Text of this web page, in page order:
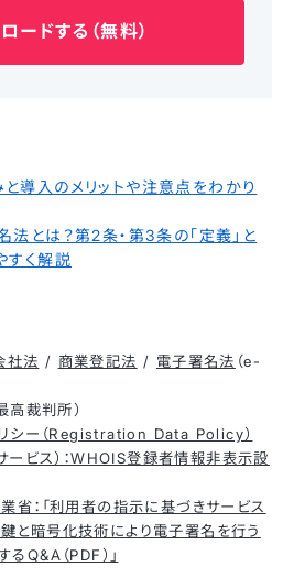
ードする（無料）
導入のメリットや注意点をわかり
法とは？第2条・第3条の「定義」と
すく解説
社法 / 商業登記法 / 電子署名法 （e-
高裁判所）
シー（Registration Data Policy）
ービス）：WHOIS登録者情報非表示設
省：「利用者の指示に基づきサービス
と暗号化技術により電子署名を行う
Q&A（PDF）」